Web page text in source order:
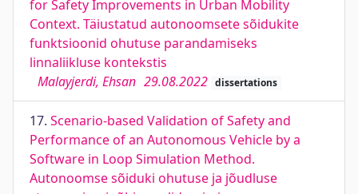
for Safety Improvements in Urban Mobility
Context. Täiustatud autonoomsete sõidukite
funktsioonid ohutuse parandamiseks
linnaliikluse kontekstis
Malayjerdi, Ehsan 29.08.2022 dissertations
17. Scenario-based Validation of Safety and
Performance of an Autonomous Vehicle by a
Software in Loop Simulation Method.
Autonoomse sõiduki ohutuse ja jõudluse